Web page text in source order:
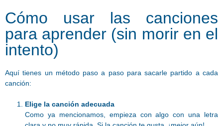
Cómo usar las canciones
para aprender (sin morir en el
intento)
Aquí tienes un método paso a paso para sacarle partido a cada
canción:
Elige la canción adecuada
Como ya mencionamos, empieza con algo con una letra